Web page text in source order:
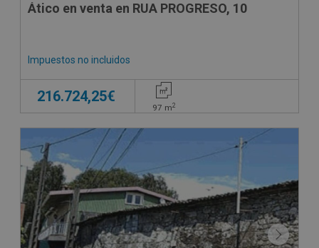
Ático en venta en RUA PROGRESO, 10
Impuestos no incluidos
216.724,25€
97 m2
CESIÓN DE REMATE